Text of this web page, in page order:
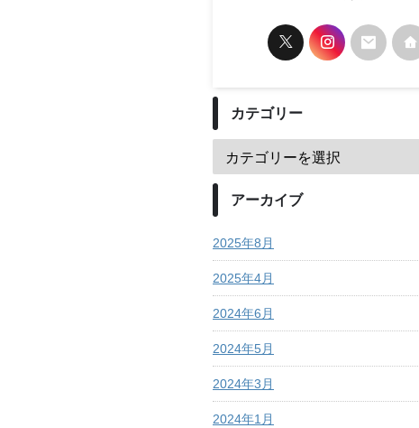
カテゴリー
アーカイブ
2025年8月
2025年4月
2024年6月
2024年5月
2024年3月
2024年1月